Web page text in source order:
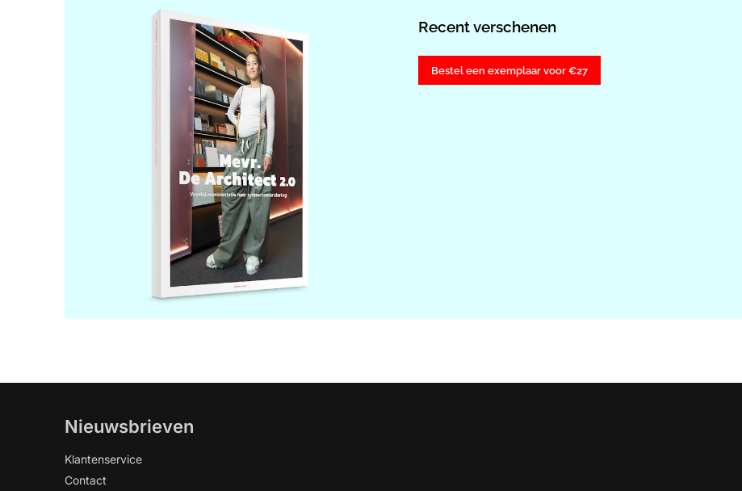
Recent verschenen
Bestel een exemplaar voor €27
Nieuwsbrieven
Klantenservice
Contact